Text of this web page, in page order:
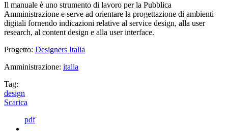
Il manuale è uno strumento di lavoro per la Pubblica
Amministrazione e serve ad orientare la progettazione di ambienti
digitali fornendo indicazioni relative al service design, alla user
research, al content design e alla user interface.
Progetto: Designers Italia
Amministrazione: italia
Tag:
design
Scarica
pdf